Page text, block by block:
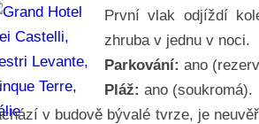
První vlak odjíždí
zhruba v jednu v noci.
Parkování: ano
Pláž: ano (soukromá).
v budově bývalé tvrze, je